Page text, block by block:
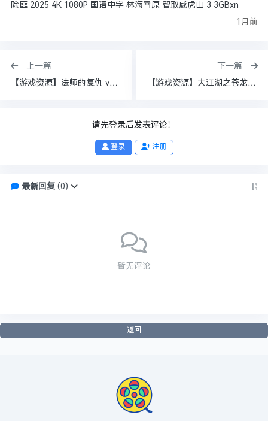
除匪 2025 4K 1080P 国语中字 林海雪原 智取威虎山 3 3GBxn
1月前
上一篇
【游戏资源】法师的复仇 v0.0.1.172（Revenge of the Mage）免安装中文版【夸克】【4.3 GB】
下一篇
【游戏资源】大江湖之苍龙与白鸟 v1.1.4.1（TWOKF）免安装中文版【夸克】【1.2 GB】
请先登录后发表评论！
登录 注册
最新回复(0)
暂无评论
返回